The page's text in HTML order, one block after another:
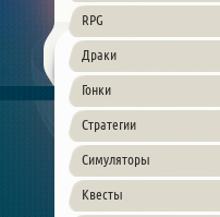
RPG
Драки
Гонки
Стратегии
Симуляторы
Квесты